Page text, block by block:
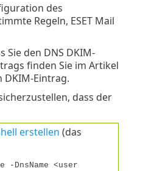
des
Regeln, ESET Mail
Sie den DNS DKIM-
finden Sie im Artikel
Eintrag.
dass der
erstellen (das
DnsName <user